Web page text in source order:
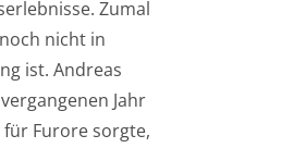
Zumal
nicht in
ist. Andreas
Jahr
Furore sorgte,